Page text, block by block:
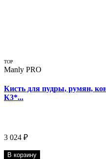
TOP
Manly PRO
Кисть для пудры, румян,
К3*...
3 024 ₽
В корзину